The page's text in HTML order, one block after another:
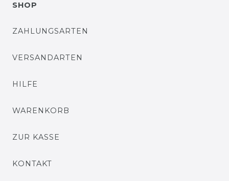
SHOP
ZAHLUNGSARTEN
VERSANDARTEN
HILFE
WARENKORB
ZUR KASSE
KONTAKT